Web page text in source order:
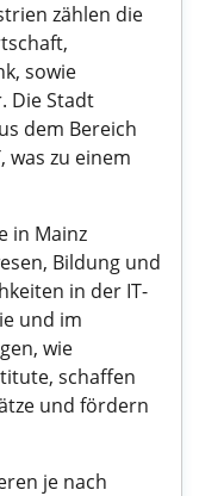
zählen die
sowie
Die Stadt
dem Bereich
was zu einem
in Mainz
Bildung und
in der IT-
und im
wie
schaffen
und fördern
je nach